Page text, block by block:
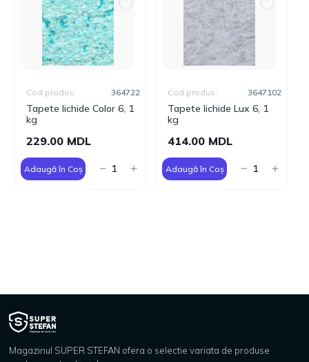
Tapete lichide Color 6, 1
kg
Cod produs: 364722
229.00 MDL
Adaugă în Coș
Tapete lichide Lux 6, 1
kg
Cod produs: 3647102
414.00 MDL
Adaugă în Coș
Magazinul SUPER STEFAN ofera o selectie variata de produse